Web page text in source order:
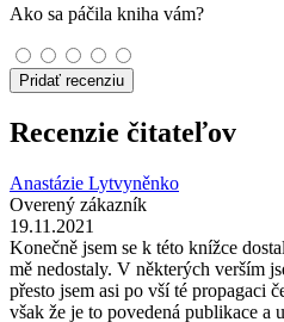
Ako sa páčila kniha vám?
Pridať recenziu
Recenzie čitateľov
Anastázie Lytvyněnko
Overený zákazník
19.11.2021
Konečně jsem se k této knížce
mě nedostaly. V některých verším
přesto jsem asi po vší té propagaci
však že je to povedená publikace a